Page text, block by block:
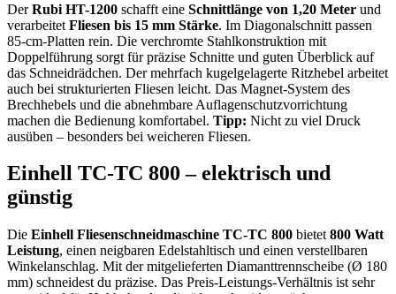
DerRubi HT-1200 schafft eine Schnittlänge von 1,20 Meter und
verarbeitet Fliesen bis 15 mm Stärke. Im Diagonalschnitt passen
85-cm-Platten rein. Die verchromte Stahlkonstruktion mit
Doppelführung sorgt für präzise Schnitte und guten Überblick auf
das Schneidrädchen. Der mehrfach kugelgelagerte Ritzhebel arbeitet
auch bei strukturierten Fliesen leicht. Das Magnet-System des
Brechhebels und die abnehmbare Auflagenschutzvorrichtung
machen die Bedienung komfortabel. Tipp: Nicht zu viel Druck
ausüben – besonders bei weicheren Fliesen.
Einhell TC-TC 800 – elektrisch und
günstig
Die Einhell Fliesenschneidmaschine TC-TC 800 bietet 800 Watt
Leistung, einen neigbaren Edelstahltisch und einen verstellbaren
Winkelanschlag. Mit der mitgelieferten Diamanttrennscheibe (Ø 180
mm) schneidest du präzise. Das Preis-Leistungs-Verhältnis ist sehr